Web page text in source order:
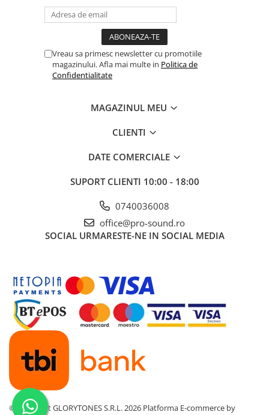
Vreau sa primesc newsletter cu promotiile
magazinului. Afla mai multe in Politica de
Confidentialitate
MAGAZINUL MEU
CLIENTI
DATE COMERCIALE
SUPORT CLIENTI 10:00 - 18:00
0740036008
office@pro-sound.ro
SOCIAL URMARESTE-NE IN SOCIAL MEDIA
©Copyright GLORYTONES S.R.L. 2026 Platforma E-commerce by